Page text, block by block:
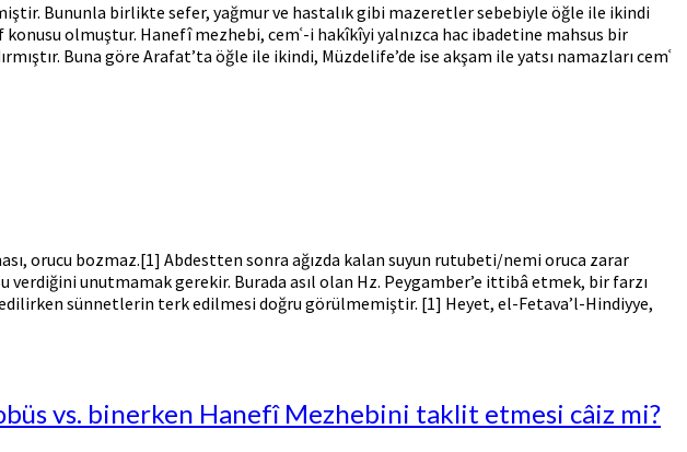
Bununla birlikte sefer, yağmur ve hastalık gibi mazeretler sebebiyle öğle ile ikindi
olmuştur. Hanefî mezhebi, cemʿ-i hakîkîyi yalnızca hac ibadetine mahsus bir
Buna göre Arafat’ta öğle ile ikindi, Müzdelife’de ise akşam ile yatsı namazları cemʿ
orucu bozmaz.[1] Abdestten sonra ağızda kalan suyun rutubeti/nemi oruca zarar
unutmamak gerekir. Burada asıl olan Hz. Peygamber’e ittibâ etmek, bir farzı
sünnetlerin terk edilmesi doğru görülmemiştir. [1] Heyet, el-Fetava’l-Hindiyye,
vs. binerken Hanefî Mezhebini taklit etmesi câiz mi?